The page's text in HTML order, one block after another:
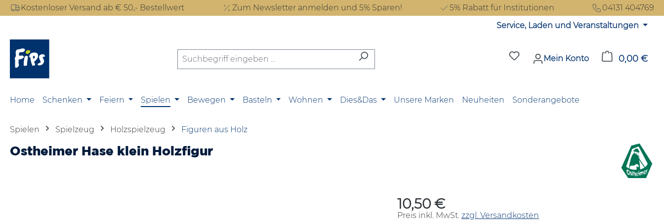
Hauptinhalt springen
Zur Suche springen
Zur Hauptnavigation springen
Kostenloser Versand ab € 50,- Bestellwert Zum Newsletter anmelden und 5% Sparen! 5% Rabatt für Institutionen
04131 404769
Service, Laden und Veranstaltungen
Du hast 0 Produkte auf dem
Mein Konto 0,00 €
Home Schenken Feiern Spielen Bewegen Basteln Wohnen Dies&Das Unsere Marken Neuheiten Sonderangebote
Spielen Spielzeug Holzspielzeug Figuren aus Holz
Ostheimer Hase klein Holzfigur
Regulärer Preis:
10,50 €
Preis inkl. MwSt. zzgl. Versandkosten